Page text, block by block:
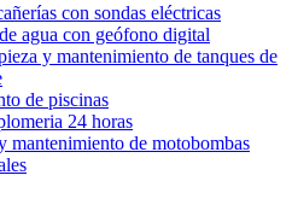
con sondas eléctricas
agua con geófono digital
y mantenimiento de tanques de
de piscinas
24 horas
mantenimiento de motobombas